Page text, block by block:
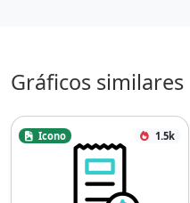
Gráficos similares
Icono 1.5k